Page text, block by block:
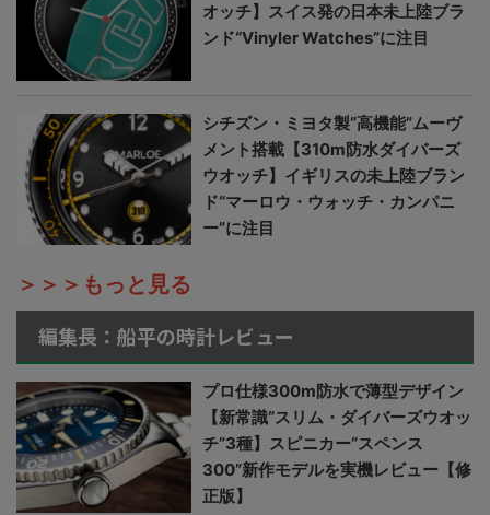
オッチ】スイス発の日本未上陸ブラ
ンド“Vinyler Watches”に注目
シチズン・ミヨタ製“高機能”ムーヴ
メント搭載【310m防水ダイバーズ
ウオッチ】イギリスの未上陸ブラン
ド“マーロウ・ウォッチ・カンパニ
ー”に注目
＞＞＞もっと見る
編集長：船平の時計レビュー
プロ仕様300m防水で薄型デザイン
【新常識“スリム・ダイバーズウオッ
チ”3種】スピニカー“スペンス
300”新作モデルを実機レビュー【修
正版】